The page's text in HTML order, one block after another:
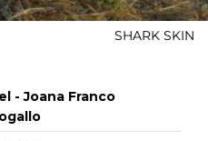
SHARK SKIN
- Joana Franco